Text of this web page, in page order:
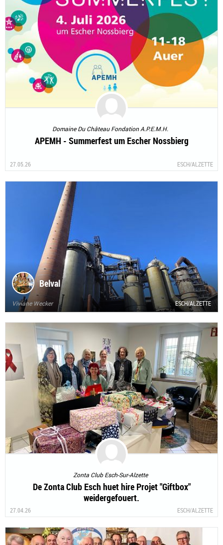
Domaine Du Château Fondation A.P.E.M.H.
APEMH - Summerfest um Escher Nossbierg
27.05.26 ESCH/ALZETTE
Belval
Viviane Wecker ESCH/ALZETTE
Zonta Club Esch-Sur-Alzette
De Zonta Club Esch huet hire Projet "Giftbox"
weidergefouert.
27.04.26 ESCH/ALZETTE